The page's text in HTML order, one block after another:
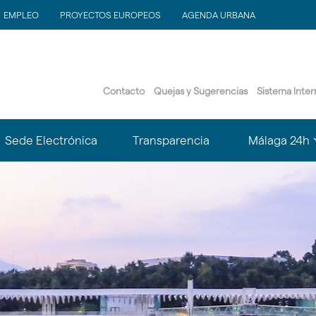
EMPLEO PROYECTOS EUROPEOS AGENDA URBANA
Contacto Quejas y Sugerencias Sistema
Sede Electrónica Transparencia Málaga 24h